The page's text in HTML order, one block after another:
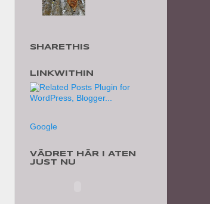
SHARETHIS
LINKWITHIN
Google
VÄDRET HÄR I ATEN
JUST NU